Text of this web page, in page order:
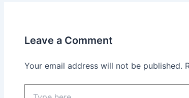
Leave a Comment
Your email address will not be published.